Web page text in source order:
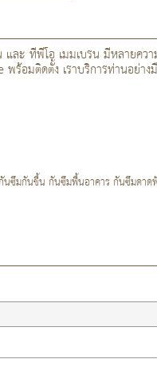
ะ ทีพีโอ เมมเบรน มีหลายคว
ร้อมติดตั้ง เราบริการท่านอย่า
ซึมกันชื้น กันซึมพื้นอาคาร กันซึมดา